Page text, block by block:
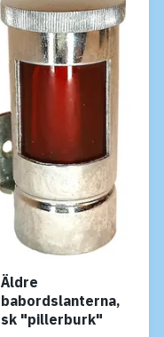
Äldre
babordslanterna,
sk "pillerburk"